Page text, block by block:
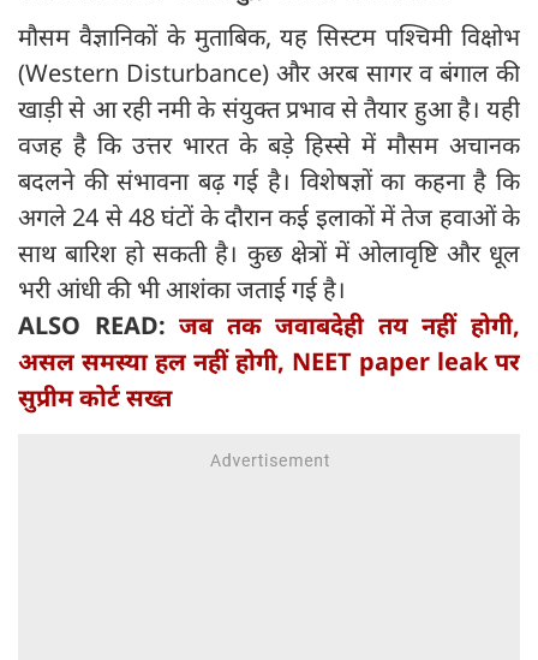
मौसम वैज्ञानिकों के मुताबिक, यह सिस्टम पश्चिमी विक्षोभ
(Western Disturbance) और अरब सागर व बंगाल की
खाड़ी से आ रही नमी के संयुक्त प्रभाव से तैयार हुआ है। यही
वजह है कि उत्तर भारत के बड़े हिस्से में मौसम अचानक
बदलने की संभावना बढ़ गई है। विशेषज्ञों का कहना है कि
अगले 24 से 48 घंटों के दौरान कई इलाकों में तेज हवाओं के
साथ बारिश हो सकती है। कुछ क्षेत्रों में ओलावृष्टि और धूल
भरी आंधी की भी आशंका जताई गई है।
ALSO READ:जब तक जवाबदेही तय नहीं होगी,
असल समस्या हल नहीं होगी, NEET paper leak पर
सुप्रीम कोर्ट सख्त